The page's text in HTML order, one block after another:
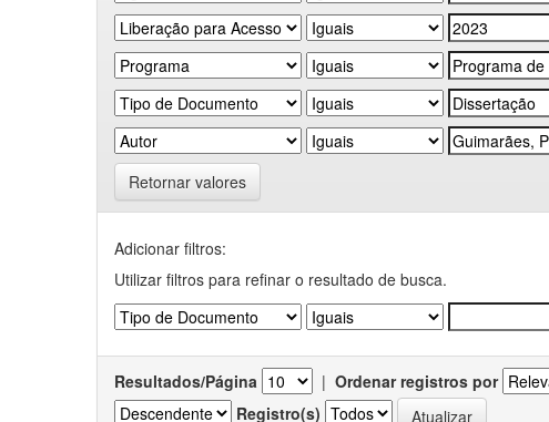
Retornar valores
Adicionar filtros:
Utilizar filtros para refinar o resultado de busca.
Resultados/Página | Ordenar registros por
Registro(s)